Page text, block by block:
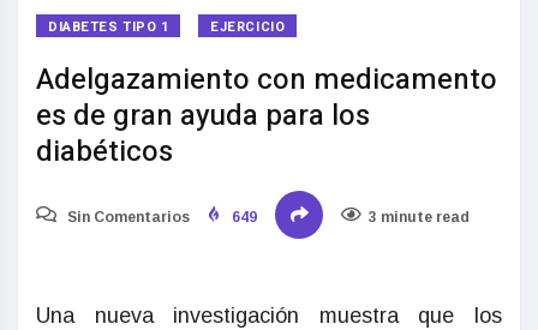
DIABETES TIPO 1 EJERCICIO
Adelgazamiento con medicamento
es de gran ayuda para los
diabéticos
Sin Comentarios 649 3 minute read
Una nueva investigación muestra que los